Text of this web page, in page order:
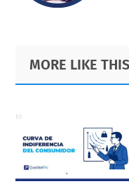
Primary
Sidebar
Footer
MORE LIKE THIS